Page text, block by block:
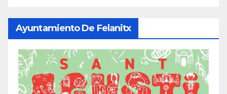
Ayuntamiento De Felanitx